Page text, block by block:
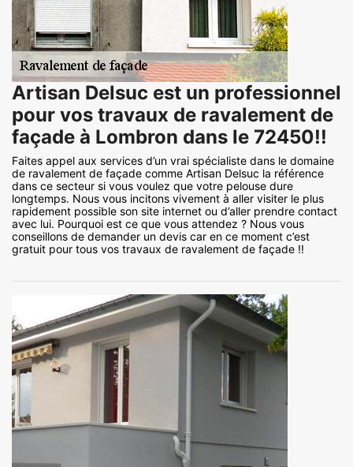
Artisan Delsuc est un professionnel
pour vos travaux de ravalement de
façade à Lombron dans le 72450!!
Faites appel aux services d’un vrai spécialiste dans le domaine
de ravalement de façade comme Artisan Delsuc la référence
dans ce secteur si vous voulez que votre pelouse dure
longtemps. Nous vous incitons vivement à aller visiter le plus
rapidement possible son site internet ou d’aller prendre contact
avec lui. Pourquoi est ce que vous attendez ? Nous vous
conseillons de demander un devis car en ce moment c’est
gratuit pour tous vos travaux de ravalement de façade !!